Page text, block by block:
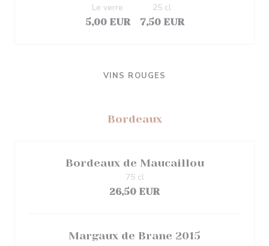
5,00 EUR
Le verre
7,50 EUR
25 cl
VINS ROUGES
Bordeaux
Bordeaux de Maucaillou
26,50 EUR
75 cl
Margaux de Brane 2015